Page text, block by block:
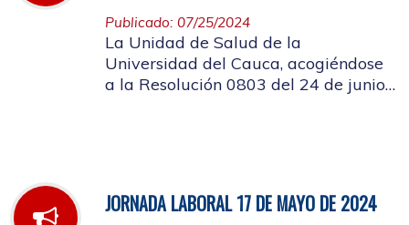
Publicado: 07/25/2024
La Unidad de Salud de la
Universidad del Cauca, acogiéndose
a la Resolución 0803 del 24 de junio
JORNADA LABORAL 17 DE MAYO DE 2024